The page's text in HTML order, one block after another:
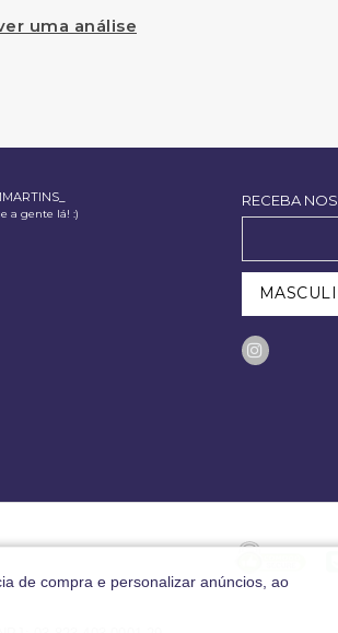
de compra e personalizar anúncios, ao
uma análise
a gente lá! :)
RECEBA